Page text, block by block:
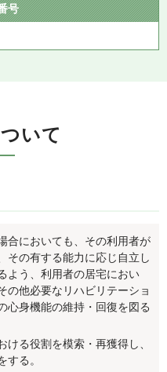
号
いて
合においても、その利用者が
その有する能力に応じ自立し
よう、利用者の居宅におい
の他必要なリハビリテーショ
心身機能の維持・回復を図る
る役割を模索・再獲得し、
る。